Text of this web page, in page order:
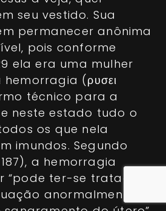
seu vestido. Sua
permanecer anônima
pois conforme
ela era uma mulher
(ρυσει
técnico para a
neste estado tudo o
os que nela
imundos. Segundo
a hemorragia
“pode ter-se tratado
anormalmente